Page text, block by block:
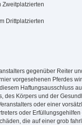
Zweitplatzierten
Drittplatzierten
gegenüber Reiter
vorgesehenen Pferdes
Haftungsausschluss
des Körpers und der
oder einer
oder
die auf einer grob